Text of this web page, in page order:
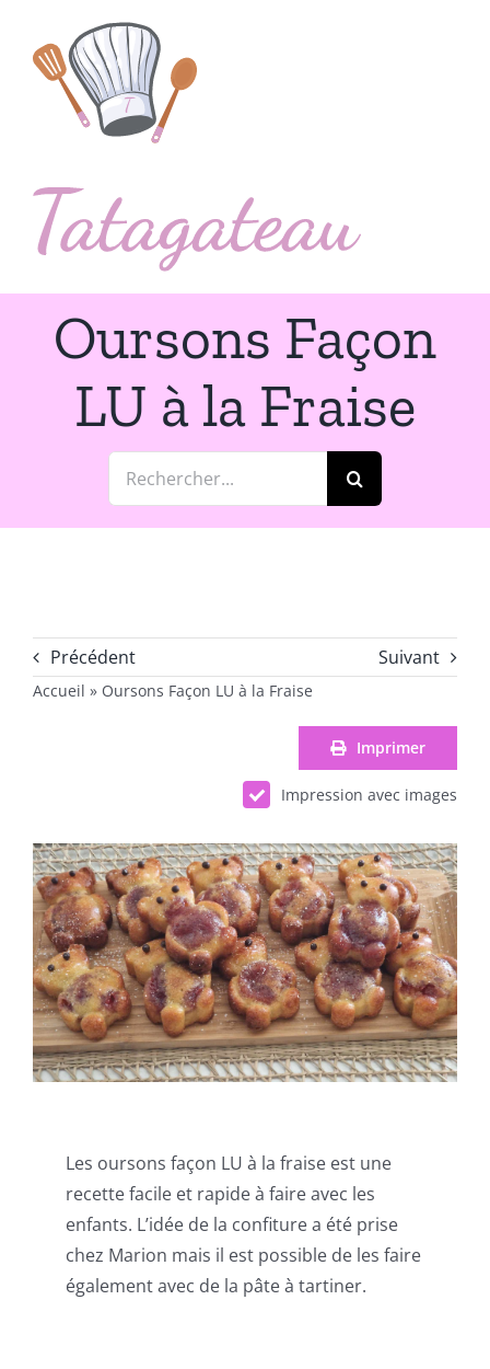
contenu
Oursons Façon
LU à la Fraise
Rechercher:
Précédent Suivant
Accueil » Oursons Façon LU à la Fraise
Imprimer
Impression avec images
Les oursons façon LU à la fraise est une
recette facile et rapide à faire avec les
enfants. L’idée de la confiture a été prise
chez Marion mais il est possible de les faire
également avec de la pâte à tartiner.